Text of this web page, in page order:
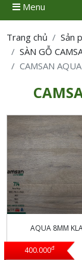
Menu
Trang chủ Sản
SÀN GỖ
CAMSAN
AQUA 8MM
400.000đ